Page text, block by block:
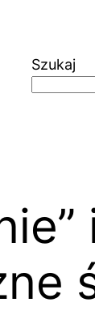
Szukaj